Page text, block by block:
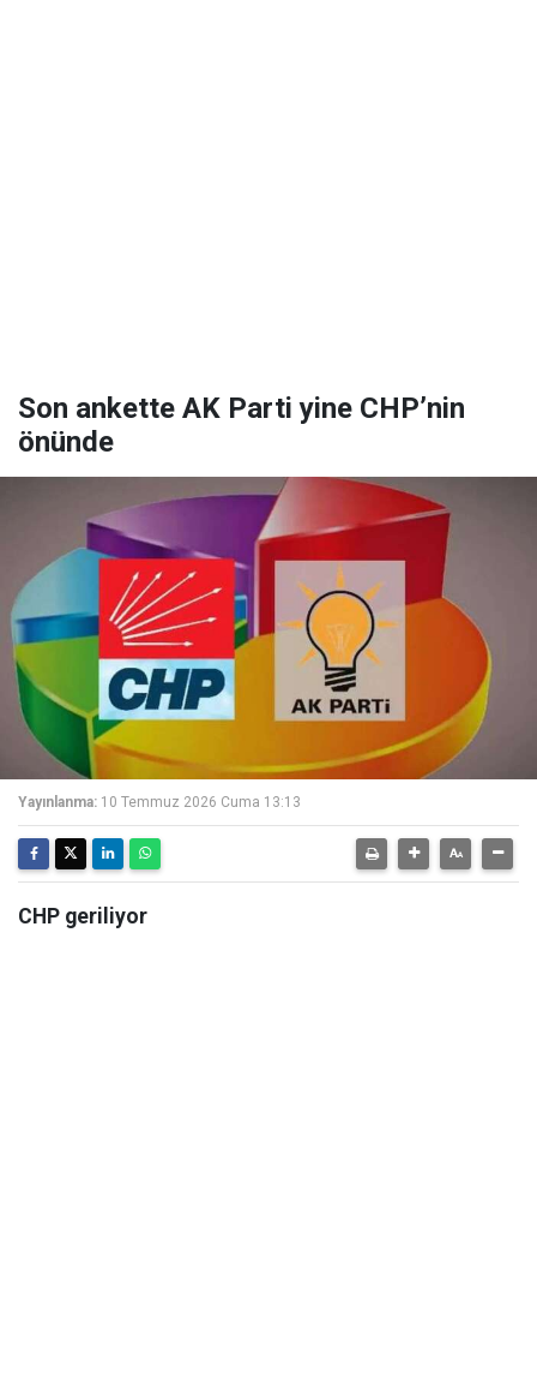
Son ankette AK Parti yine CHP’nin
önünde
Yayınlanma: 10 Temmuz 2026 Cuma 13:13
CHP geriliyor